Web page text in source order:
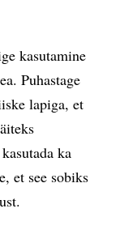
kasutamine
Puhastage
lapiga, et
ka
et see sobiks